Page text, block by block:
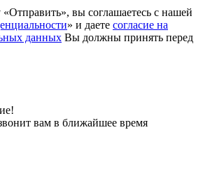
вы соглашаетесь с нашей
» и даете согласие на
данных Вы должны принять перед
вам в ближайшее время